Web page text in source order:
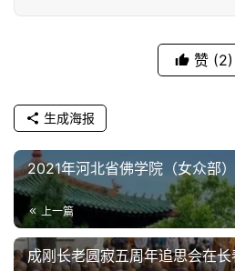
高
僧
访
谈
心
乐
赞 (2)
生成海报
2021年河北省佛学院（女众部
上一篇
成刚长老圆寂五周年追思会在